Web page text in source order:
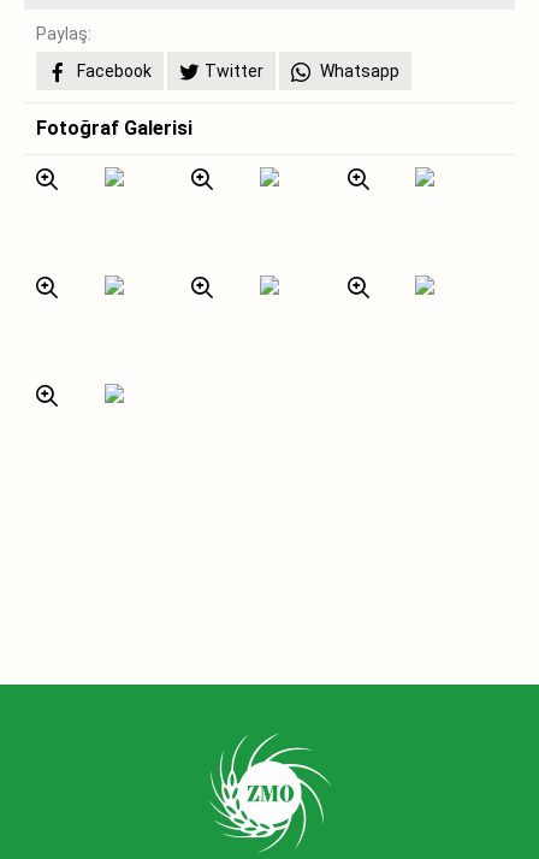
Paylaş:
Facebook
Twitter Whatsapp
Fotoğraf Galerisi